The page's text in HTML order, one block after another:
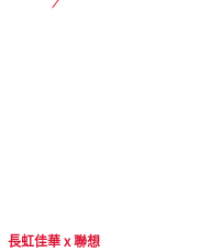
長虹佳華 x 聯想